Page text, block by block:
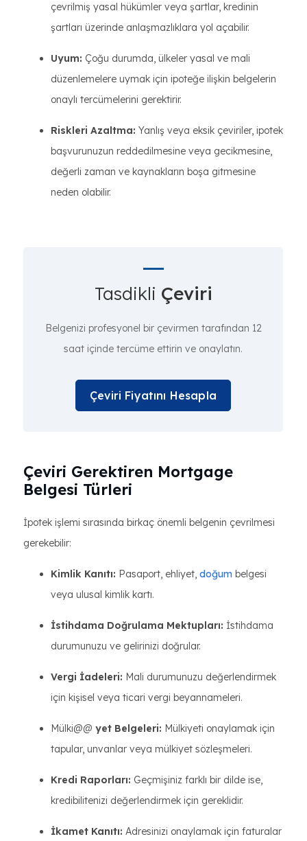
çevrilmiş yasal hükümler veya şartlar, kredinin
şartları üzerinde anlaşmazlıklara yol açabilir.
Uyum: Çoğu durumda, ülkeler yasal ve mali
düzenlemelere uymak için ipoteğe ilişkin belgelerin
onaylı tercümelerini gerektirir.
Riskleri Azaltma: Yanlış veya eksik çeviriler, ipotek
başvurunuzun reddedilmesine veya gecikmesine,
değerli zaman ve kaynakların boşa gitmesine
neden olabilir.
Tasdikli Çeviri
Belgenizi profesyonel bir çevirmen tarafından 12
saat içinde tercüme ettirin ve onaylatın.
Çeviri Fiyatını Hesapla
Çeviri Gerektiren Mortgage
Belgesi Türleri
İpotek işlemi sırasında birkaç önemli belgenin çevrilmesi
gerekebilir:
Kimlik Kanıtı: Pasaport, ehliyet, doğum belgesi
veya ulusal kimlik kartı.
İstihdama Doğrulama Mektupları: İstihdama
durumunuzu ve gelirinizi doğrular.
Vergi İadeleri: Mali durumunuzu değerlendirmek
için kişisel veya ticari vergi beyannameleri.
Mülki@@ yet Belgeleri: Mülkiyeti onaylamak için
tapular, unvanlar veya mülkiyet sözleşmeleri.
Kredi Raporları: Geçmişiniz farklı bir dilde ise,
kredibilitenizi değerlendirmek için gereklidir.
İkamet Kanıtı: Adresinizi onaylamak için faturalar